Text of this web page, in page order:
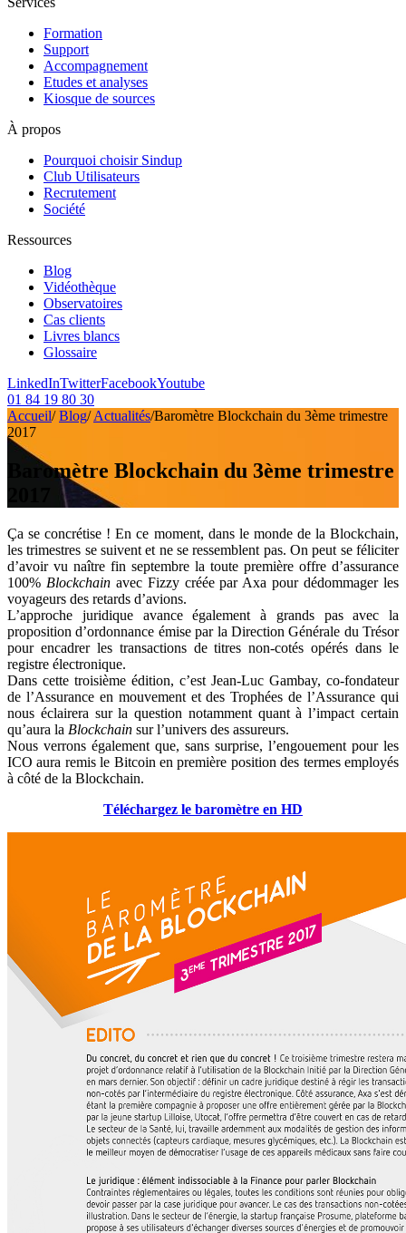
Formation
Support
Accompagnement
Etudes et analyses
Kiosque de sources
À propos
Pourquoi choisir Sindup
Club Utilisateurs
Recrutement
Société
Ressources
Blog
Vidéothèque
Observatoires
Cas clients
Livres blancs
Glossaire
LinkedInTwitterFacebookYoutube
01 84 19 80 30
Accueil/ Blog/ Actualités/Baromètre Blockchain du 3ème trimestre
2017
Baromètre Blockchain du 3ème trimestre
Ça se concrétise ! En ce moment, dans le monde de la Blockchain,
les trimestres se suivent et ne se ressemblent pas. On peut se féliciter
d’avoir vu naître fin septembre la toute première offre d’assurance
100% Blockchainavec Fizzy créée par Axa pour dédommager les
voyageurs des retards d’avions.
L’approche juridique avance également à grands pas avec la
proposition d’ordonnance émise par la Direction Générale du Trésor
pour encadrer les transactions de titres non-cotés opérés dans le
registre électronique.
Dans cette troisième édition, c’est Jean-Luc Gambay, co-fondateur
de l’Assurance en mouvement et des Trophées de l’Assurance qui
nous éclairera sur la question notamment quant à l’impact certain
qu’aura la Blockchain sur l’univers des assureurs.
Nous verrons également que, sans surprise, l’engouement pour les
ICO aura remis le Bitcoin en première position des termes employés
à côté de la Blockchain.
Téléchargez le baromètre en HD